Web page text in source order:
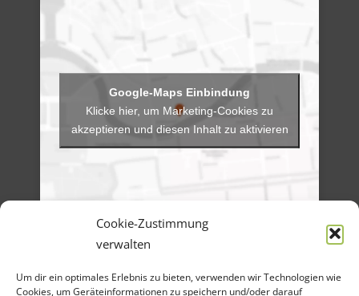
Cookie-Zustimmung
verwalten
Um dir ein optimales Erlebnis zu bieten, verwenden wir Technologien wie
Cookies, um Geräteinformationen zu speichern und/oder darauf
Klicke hier, um Marketing-Cookies zu
akzeptieren und diesen Inhalt zu aktivieren
Artikel-Archiv
Veranstaltungen